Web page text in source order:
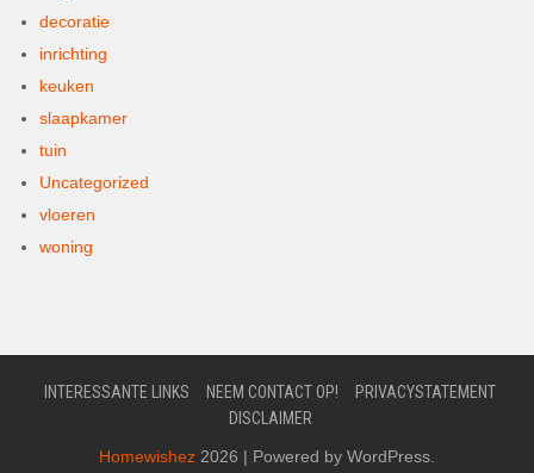
decoratie
inrichting
keuken
slaapkamer
tuin
Uncategorized
vloeren
woning
INTERESSANTE LINKS NEEM CONTACT OP!
PRIVACYSTATEMENT
DISCLAIMER
Homewishez 2026 | Powered by WordPress.